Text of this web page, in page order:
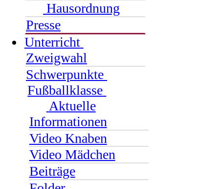
Hausordnung
Presse
Unterricht
Zweigwahl
Schwerpunkte
Fußballklasse
Aktuelle
Informationen
Video Knaben
Video Mädchen
Beiträge